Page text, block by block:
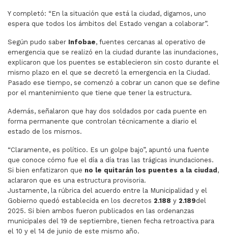
Y completó: “En la situación que está la ciudad, digamos, uno
espera que todos los ámbitos del Estado vengan a colaborar”.
Según pudo saber Infobae, fuentes cercanas al operativo de
emergencia que se realizó en la ciudad durante las inundaciones,
explicaron que los puentes se establecieron sin costo durante el
mismo plazo en el que se decretó la emergencia en la Ciudad.
Pasado ese tiempo, se comenzó a cobrar un canon que se define
por el mantenimiento que tiene que tener la estructura.
Además, señalaron que hay dos soldados por cada puente en
forma permanente que controlan técnicamente a diario el
estado de los mismos.
“Claramente, es político. Es un golpe bajo”, apuntó una fuente
que conoce cómo fue el día a día tras las trágicas inundaciones.
Si bien enfatizaron que no le quitarán los puentes a la ciudad ,
aclararon que es una estructura provisoria.
Justamente, la rúbrica del acuerdo entre la Municipalidad y el
Gobierno quedó establecida en los decretos 2.188 y 2.189del
2025. Si bien ambos fueron publicados en las ordenanzas
municipales del 19 de septiembre, tienen fecha retroactiva para
el 10 y el 14 de junio de este mismo año.